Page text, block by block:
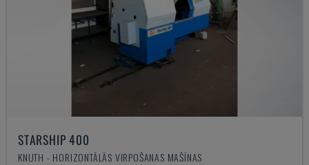
STARSHIP 400
KNUTH - HORIZONTĀLĀS VIRPOŠANAS MAŠĪNAS